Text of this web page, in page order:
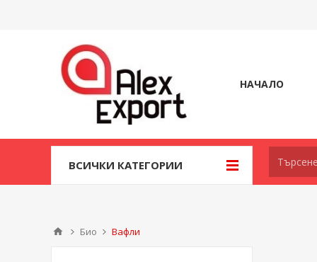
НАЧАЛО
ВСИЧКИ КАТЕГОРИИ
Био Вафли